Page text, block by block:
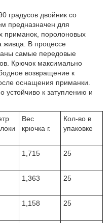
градусов двойник со
предназначен для
приманок, поролоновых
живца. В процессе
самые передовые
Крючок максимально
возвращение к
оснащения приманки.
устойчиво к затуплению и
Вес
крючка г.
Кол-во в
упаковке
1,715 25
1,363 25
1,158 25